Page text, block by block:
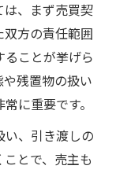
、まず売買契
方の責任範囲
ことが挙げら
残置物の扱い
に重要です。
、引き渡しの
とで、売主も